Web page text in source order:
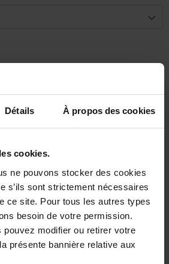
Détails À propos des cookies
cookies.
ne pouvons stocker des cookies
s’ils sont strictement nécessaires
ce site. Pour tous les autres types
besoin de votre permission.
pouvez modifier ou retirer votre
présente bannière relative aux